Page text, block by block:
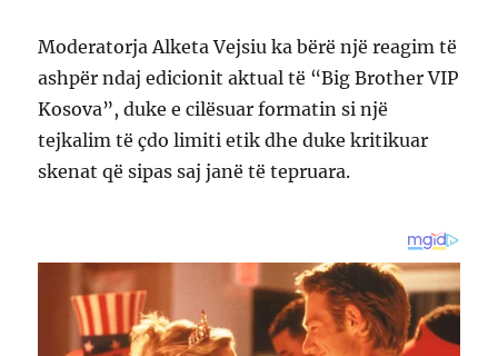
Moderatorja Alketa Vejsiu ka bërë një reagim të
ashpër ndaj edicionit aktual të “Big Brother VIP
Kosova”, duke e cilësuar formatin si një
tejkalim të çdo limiti etik dhe duke kritikuar
skenat që sipas saj janë të tepruara.